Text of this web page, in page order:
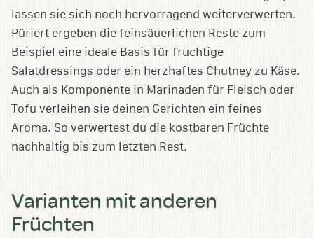
lassen sie sich noch hervorragend weiterverwerten.
Püriert ergeben die feinsäuerlichen Reste zum
Beispiel eine ideale Basis für fruchtige
Salatdressings oder ein herzhaftes Chutney zu Käse.
Auch als Komponente in Marinaden für Fleisch oder
Tofu verleihen sie deinen Gerichten ein feines
Aroma. So verwertest du die kostbaren Früchte
nachhaltig bis zum letzten Rest.
Varianten mit anderen
Früchten